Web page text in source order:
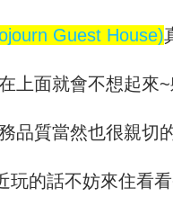
Guest House)
上面就會不想起來
品質當然也很親切
玩的話不妨來住看